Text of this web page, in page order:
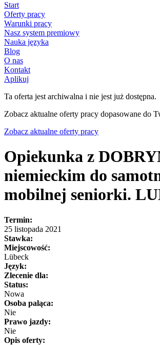
Start
Oferty pracy
Warunki pracy
Nasz system premiowy
Nauka języka
Blog
O nas
Kontakt
Aplikuj
Ta oferta jest archiwalna i nie jest już dostępna.
Zobacz aktualne oferty pracy dopasowane do
Zobacz aktualne oferty pracy
Opiekunka z
niemieckim do
mobilnej seniorki.
Termin:
25 listopada 2021
Stawka:
Miejscowość:
Lübeck
Język:
Zlecenie dla:
Status:
Nowa
Osoba paląca:
Nie
Prawo jazdy:
Nie
Opis oferty: